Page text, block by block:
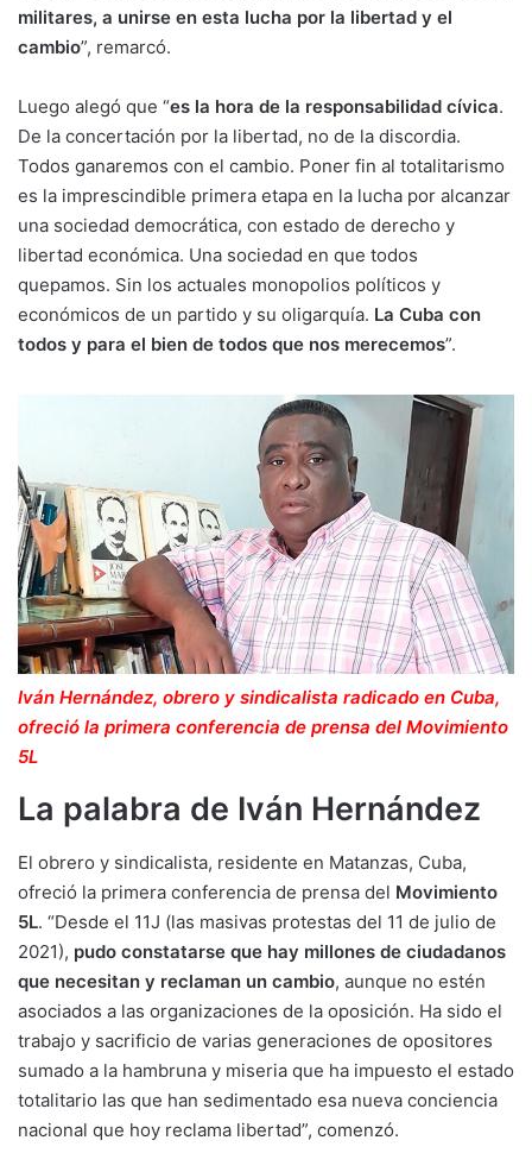
militares, a unirse en esta lucha por la libertad y el
cambio”, remarcó.
Luego alegó que “es la hora de la responsabilidad cívica.
De la concertación por la libertad, no de la discordia.
Todos ganaremos con el cambio. Poner fin al totalitarismo
es la imprescindible primera etapa en la lucha por alcanzar
una sociedad democrática, con estado de derecho y
libertad económica. Una sociedad en que todos
quepamos. Sin los actuales monopolios políticos y
económicos de un partido y su oligarquía. La Cuba con
todos y para el bien de todos que nos merecemos”.
Iván Hernández, obrero y sindicalista radicado en Cuba,
ofreció la primera conferencia de prensa del Movimiento
5L
La palabra de Iván Hernández
El obrero y sindicalista, residente en Matanzas, Cuba,
ofreció la primera conferencia de prensa del Movimiento
5L. “Desde el 11J (las masivas protestas del 11 de julio de
2021), pudo constatarse que hay millones de ciudadanos
que necesitan y reclaman un cambio, aunque no estén
asociados a las organizaciones de la oposición. Ha sido el
trabajo y sacrificio de varias generaciones de opositores
sumado a la hambruna y miseria que ha impuesto el estado
totalitario las que han sedimentado esa nueva conciencia
nacional que hoy reclama libertad”, comenzó.